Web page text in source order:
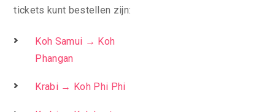
tickets kunt bestellen zijn:
Koh Samui → Koh
Phangan
Krabi → Koh Phi Phi